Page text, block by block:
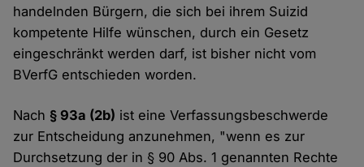
handelnden Bürgern, die sich bei ihrem Suizid
kompetente Hilfe wünschen, durch ein Gesetz
eingeschränkt werden darf, ist bisher nicht vom
BVerfG entschieden worden.
Nach § 93a (2b) ist eine Verfassungsbeschwerde
zur Entscheidung anzunehmen, "wenn es zur
Durchsetzung der in § 90 Abs. 1 genannten Rechte